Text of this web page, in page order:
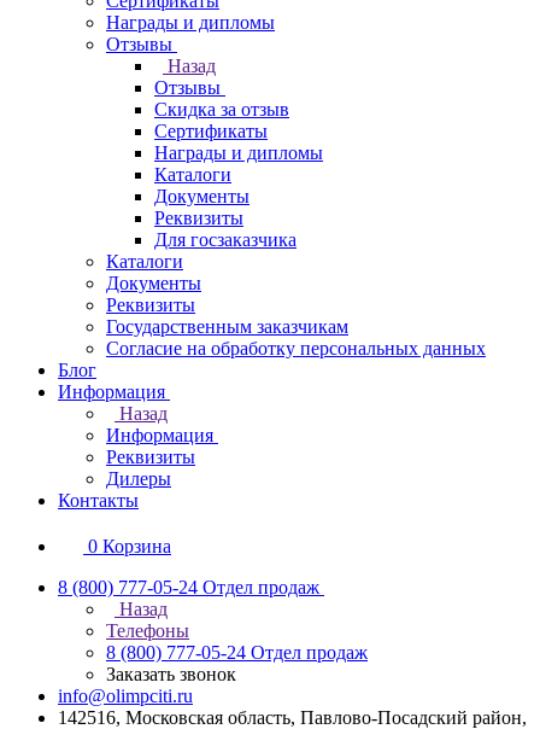
Награды и дипломы
Отзывы
Назад
Отзывы
Скидка за отзыв
Сертификаты
Награды и дипломы
Каталоги
Документы
Реквизиты
Для госзаказчика
Каталоги
Документы
Реквизиты
Государственным заказчикам
Согласие на обработку персональных данных
Блог
Информация
Назад
Информация
Реквизиты
Дилеры
Контакты
0 Корзина
8 (800) 777-05-24 Отдел продаж
Назад
Телефоны
8 (800) 777-05-24 Отдел продаж
Заказать звонок
info@olimpciti.ru
142516, Московская область, Павлово-Посадский район,